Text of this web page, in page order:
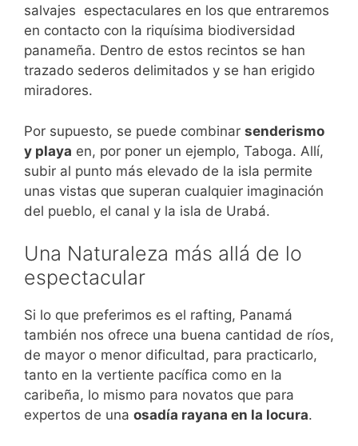
salvajes espectaculares en los que entraremos
en contacto con la riquísima biodiversidad
panameña. Dentro de estos recintos se han
trazado sederos delimitados y se han erigido
miradores.
Por supuesto, se puede combinar senderismo
y playa en, por poner un ejemplo, Taboga. Allí,
subir al punto más elevado de la isla permite
unas vistas que superan cualquier imaginación
del pueblo, el canal y la isla de Urabá.
Una Naturaleza más allá de lo
espectacular
Si lo que preferimos es el rafting, Panamá
también nos ofrece una buena cantidad de ríos,
de mayor o menor dificultad, para practicarlo,
tanto en la vertiente pacífica como en la
caribeña, lo mismo para novatos que para
expertos de una osadía rayana en la locura.